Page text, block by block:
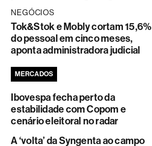
NEGÓCIOS
Tok&Stok e Mobly cortam 15,6%
do pessoal em cinco meses,
aponta administradora judicial
MERCADOS
Ibovespa fecha perto da
estabilidade com Copom e
cenário eleitoral no radar
A ‘volta’ da Syngenta ao campo